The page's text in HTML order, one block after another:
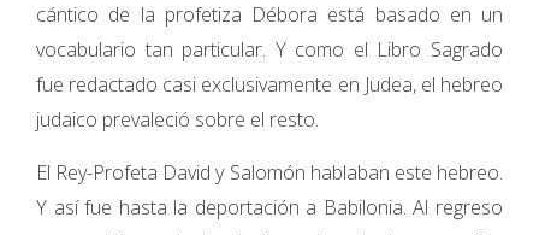
cántico de la profetiza Débora está basado en un
vocabulario tan particular. Y como el Libro Sagrado
fue redactado casi exclusivamente en Judea, el hebreo
judaico prevaleció sobre el resto.
El Rey-Profeta David y Salomón hablaban este hebreo.
Y así fue hasta la deportación a Babilonia. Al regreso